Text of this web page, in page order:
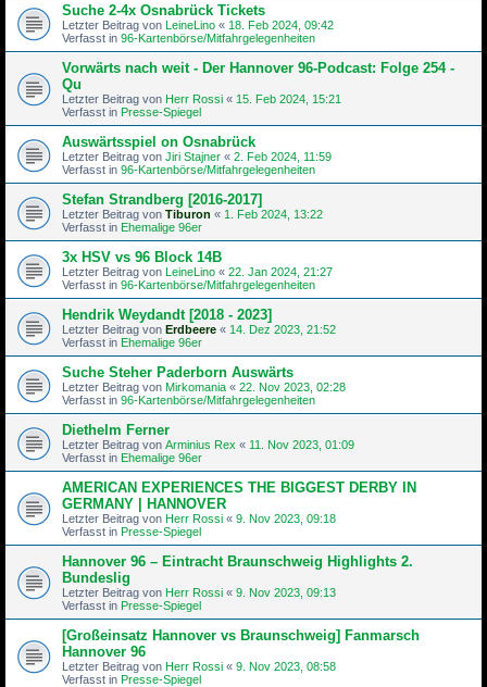
Suche 2-4x Osnabrück Tickets
Letzter Beitrag von LeineLino « 18. Feb 2024, 09:42
Verfasst in 96-Kartenbörse/Mitfahrgelegenheiten
Vorwärts nach weit - Der Hannover 96-Podcast: Folge 254 -
Qu
Letzter Beitrag von Herr Rossi « 15. Feb 2024, 15:21
Verfasst in Presse-Spiegel
Auswärtsspiel on Osnabrück
Letzter Beitrag von Jiri Stajner « 2. Feb 2024, 11:59
Verfasst in 96-Kartenbörse/Mitfahrgelegenheiten
Stefan Strandberg [2016-2017]
Letzter Beitrag von Tiburon « 1. Feb 2024, 13:22
Verfasst in Ehemalige 96er
3x HSV vs 96 Block 14B
Letzter Beitrag von LeineLino « 22. Jan 2024, 21:27
Verfasst in 96-Kartenbörse/Mitfahrgelegenheiten
Hendrik Weydandt [2018 - 2023]
Letzter Beitrag von Erdbeere « 14. Dez 2023, 21:52
Verfasst in Ehemalige 96er
Suche Steher Paderborn Auswärts
Letzter Beitrag von Mirkomania « 22. Nov 2023, 02:28
Verfasst in 96-Kartenbörse/Mitfahrgelegenheiten
Diethelm Ferner
Letzter Beitrag von Arminius Rex « 11. Nov 2023, 01:09
Verfasst in Ehemalige 96er
AMERICAN EXPERIENCES THE BIGGEST DERBY IN
GERMANY | HANNOVER
Letzter Beitrag von Herr Rossi « 9. Nov 2023, 09:18
Verfasst in Presse-Spiegel
Hannover 96 – Eintracht Braunschweig Highlights 2.
Bundeslig
Letzter Beitrag von Herr Rossi « 9. Nov 2023, 09:13
Verfasst in Presse-Spiegel
[Großeinsatz Hannover vs Braunschweig] Fanmarsch
Hannover 96
Letzter Beitrag von Herr Rossi « 9. Nov 2023, 08:58
Verfasst in Presse-Spiegel